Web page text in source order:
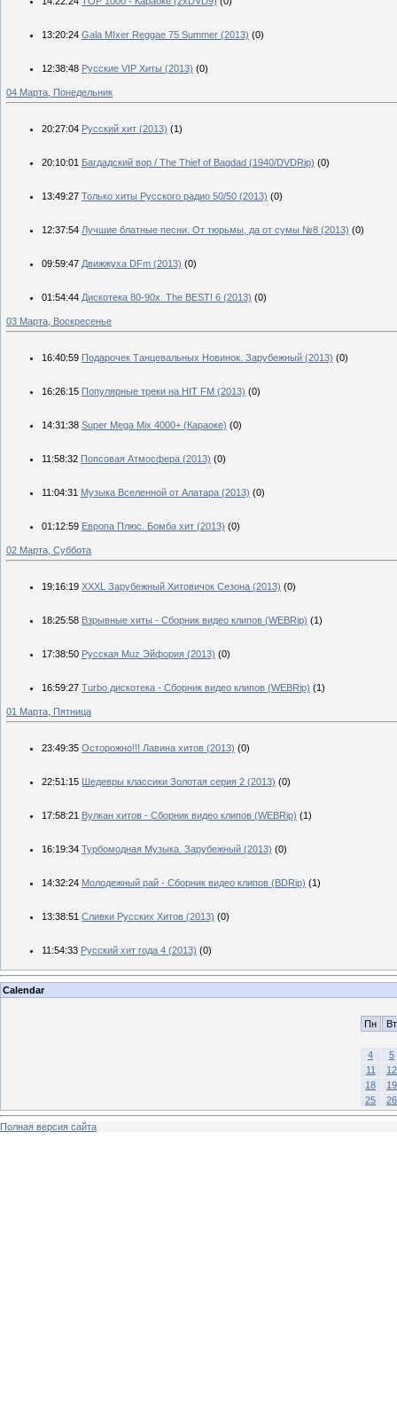
13:20:24 Gala MIxer Reggae 75 Summer (2013) (0)
12:38:48 Русские VIP Хиты (2013) (0)
04 Марта, Понедельник
20:27:04 Русский хит (2013) (1)
20:10:01 Багдадский вор / The Thief of Bagdad (1940/DVDRip) (0)
13:49:27 Только хиты Русского радио 50/50 (2013) (0)
12:37:54 Лучшие блатные песни. От тюрьмы, да от сумы №8 (2013) (0)
09:59:47 Движжуха DFm (2013) (0)
01:54:44 Дискотека 80-90х. The BEST! 6 (2013) (0)
03 Марта, Воскресенье
16:40:59 Подарочек Танцевальных Новинок. Зарубежный (2013) (0)
16:26:15 Популярные треки на HIT FM (2013) (0)
14:31:38 Super Mega Mix 4000+ (Караоке) (0)
11:58:32 Попсовая Атмосфера (2013) (0)
11:04:31 Музыка Вселенной от Алатара (2013) (0)
01:12:59 Европа Плюс. Бомба хит (2013) (0)
02 Марта, Суббота
19:16:19 XXXL Зарубежный Хитовичок Сезона (2013) (0)
18:25:58 Взрывные хиты - Сборник видео клипов (WEBRip) (1)
17:38:50 Русская Muz Эйфория (2013) (0)
16:59:27 Turbo дискотека - Сборник видео клипов (WEBRip) (1)
01 Марта, Пятница
23:49:35 Осторожно!!! Лавина хитов (2013) (0)
22:51:15 Шедевры классики Золотая серия 2 (2013) (0)
17:58:21 Вулкан хитов - Сборник видео клипов (WEBRip) (1)
16:19:34 Турбомодная Музыка. Зарубежный (2013) (0)
14:32:24 Молодежный рай - Сборник видео клипов (BDRip) (1)
13:38:51 Сливки Русских Хитов (2013) (0)
11:54:33 Русский хит года 4 (2013) (0)
Calendar
Пн Вт
4
5
11
12
18
19
25
26
Полная версия сайта